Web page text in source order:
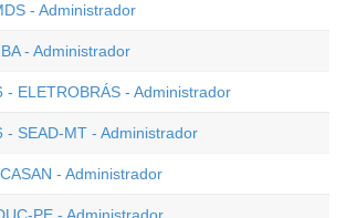
- Administrador
- Administrador
- ELETROBRÁS - Administrador
- SEAD-MT - Administrador
- Administrador